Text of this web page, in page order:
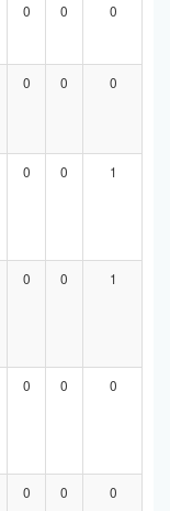
0 0 0
0 0 0
0 0 1
0 0 1
0 0 0
0 0 0